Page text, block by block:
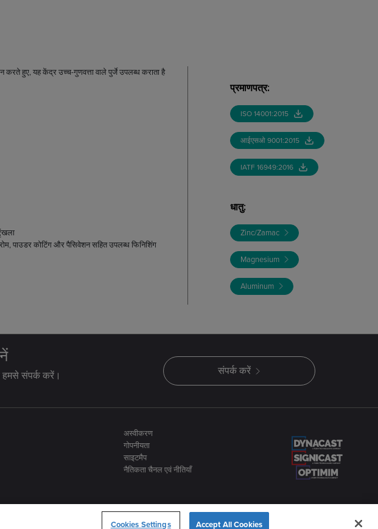
हुए, यह केंद्र उच्च-गुणवत्ता वाले पुर्जे उपलब्ध कराता है
पाउडर कोटिंग और पैसिवेशन सहित उपलब्ध फिनिशिंग
प्रमाणपत्र:
ISO 14001:2015
आईएसओ 9001:2015
IATF 16949:2016
धातु:
Zinc/Zamac
Magnesium
Aluminum
हमसे संपर्क करें। संपर्क करें
अस्वीकरण
गोपनीयता
साइटमैप
नैतिकता चैनल एवं नीतियाँ
Cookies Settings Accept All Cookies